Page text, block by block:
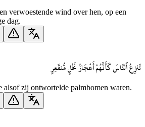
verwoestende wind over hen, op een
dag.
تَنزِعُ ٱلنَّاسَ كَأَنَّهُمْ أَعْجَازُ نَخْلٍ مُّنقَعِرٍ
alsof zij ontwortelde palmbomen waren.